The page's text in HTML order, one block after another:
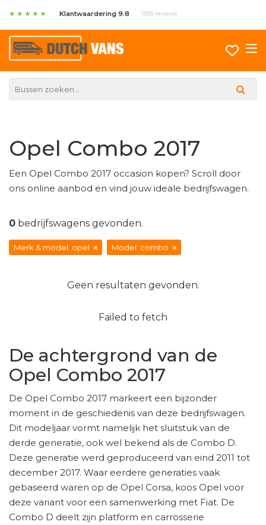
★ ★ ★ ★ ★ Klantwaardering 9.8 1393 reviews
Opel Combo 2017
Een Opel Combo 2017 occasion kopen? Scroll door
ons online aanbod en vind jouw ideale bedrijfswagen.
0 bedrijfswagens gevonden.
Merk & model: opel Model: combo
Geen resultaten gevonden.
Failed to fetch
De achtergrond van de
Opel Combo 2017
De Opel Combo 2017 markeert een bijzonder
moment in de geschiedenis van deze bedrijfswagen.
Dit modeljaar vormt namelijk het sluitstuk van de
derde generatie, ook wel bekend als de Combo D.
Deze generatie werd geproduceerd van eind 2011 tot
december 2017. Waar eerdere generaties vaak
gebaseerd waren op de Opel Corsa, koos Opel voor
deze variant voor een samenwerking met Fiat. De
Combo D deelt zijn platform en carrosserie